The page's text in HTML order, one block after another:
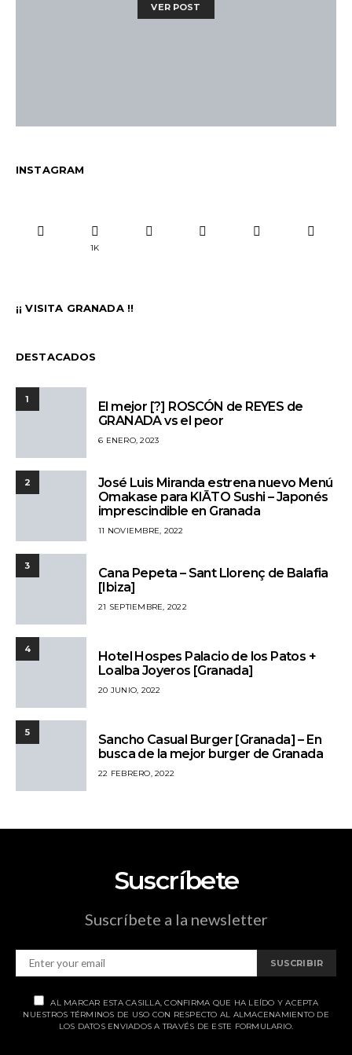
VER POST
INSTAGRAM
1K
¡¡ VISITA GRANADA !!
DESTACADOS
1
El mejor [?] ROSCÓN de REYES de
GRANADA vs el peor
6 ENERO, 2023
2
José Luis Miranda estrena nuevo Menú
Omakase para KIĀTO Sushi – Japonés
imprescindible en Granada
11 NOVIEMBRE, 2022
3
Cana Pepeta – Sant Llorenç de Balafia
[Ibiza]
21 SEPTIEMBRE, 2022
4
Hotel Hospes Palacio de los Patos +
Loalba Joyeros [Granada]
20 JUNIO, 2022
5
Sancho Casual Burger [Granada] – En
busca de la mejor burger de Granada
22 FEBRERO, 2022
Suscríbete
Suscríbete a la newsletter
SUSCRIBIR
AL MARCAR ESTA CASILLA, CONFIRMA QUE HA LEÍDO Y ACEPTA
NUESTROS TÉRMINOS DE USO CON RESPECTO AL ALMACENAMIENTO DE
LOS DATOS ENVIADOS A TRAVÉS DE ESTE FORMULARIO.